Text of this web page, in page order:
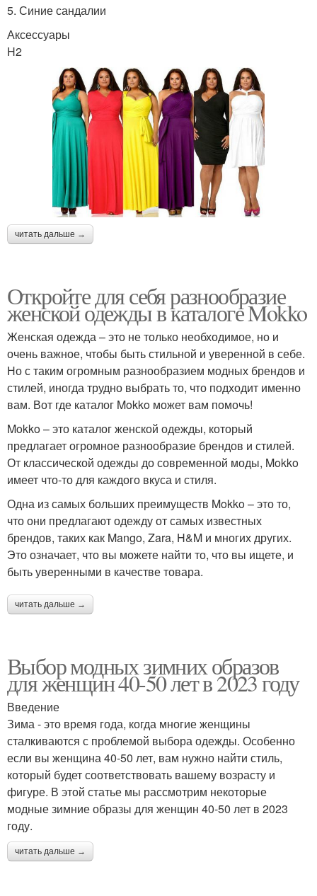
5. Синие сандалии
Аксессуары
H2
читать дальше →
Откройте для себя разнообразие
женской одежды в каталоге Mokko
Женская одежда – это не только необходимое, но и
очень важное, чтобы быть стильной и уверенной в себе.
Но с таким огромным разнообразием модных брендов и
стилей, иногда трудно выбрать то, что подходит именно
вам. Вот где каталог Mokko может вам помочь!
Mokko – это каталог женской одежды, который
предлагает огромное разнообразие брендов и стилей.
От классической одежды до современной моды, Mokko
имеет что-то для каждого вкуса и стиля.
Одна из самых больших преимуществ Mokko – это то,
что они предлагают одежду от самых известных
брендов, таких как Mango, Zara, H&M и многих других.
Это означает, что вы можете найти то, что вы ищете, и
быть уверенными в качестве товара.
читать дальше →
Выбор модных зимних образов
для женщин 40-50 лет в 2023 году
Введение
Зима - это время года, когда многие женщины
сталкиваются с проблемой выбора одежды. Особенно
если вы женщина 40-50 лет, вам нужно найти стиль,
который будет соответствовать вашему возрасту и
фигуре. В этой статье мы рассмотрим некоторые
модные зимние образы для женщин 40-50 лет в 2023
году.
читать дальше →